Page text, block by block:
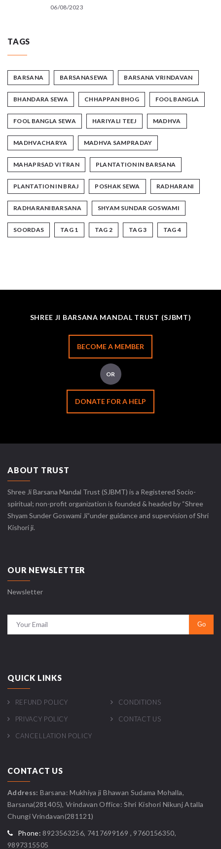
06/08/2023
TAGS
BARSANA BARSANASEWA BARSANA VRINDAVAN
BHANDARA SEWA CHHAPPAN BHOG FOOL BANGLA
FOOL BANGLA SEWA HARIYALI TEEJ MADHVA
MADHVACHARYA MADHVA SAMPRADAY
MAHAPRSAD VITRAN PLANTATION IN BARSANA
PLANTATION IN BRAJ POSHAK SEWA RADHARANI
RADHARANIBARSANA SHYAM SUNDAR GOSWAMI
SOORDAS TAG 1 TAG 2 TAG 3 TAG 4
SHREE JI BARSANA MANDAL TRUST (SJBMT)
BECOME A MEMBER
OR
DONATE FOR A HELP
ABOUT TRUST
Shree Ji Barsana Mandal Trust (SJBMT) is a Registered Socio-
spiritual; non-profit organization is founded & headed by “Shree
Shyam Sunder Goswami Ji”under guidance and supervision of Shri
Kishori ji.
OUR NEWSLETTER
Newsletter
QUICK LINKS
REFUND POLICY CONDITIONS
PRIVACY POLICY CONTACT US
CANCELLATION POLICY
CONTACT US
Address: Barsana: Mukhiya ji Bhawan Sudama Mohalla,
Barsana(281405), Vrindavan Office: Shri Kishori Nikunj Atalla
Chungi Vrindavan(281121)
Phone: 8923563256, 7417699169 , 9760156350,
9897315505